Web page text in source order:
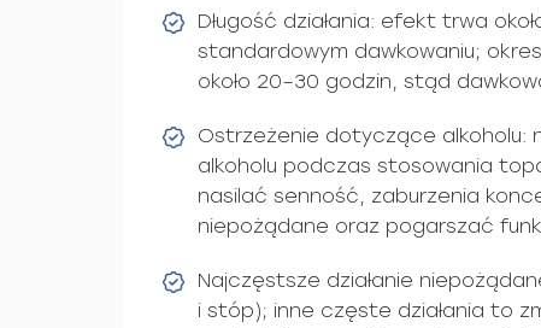
Długość działania: efekt trwa
standardowym dawkowaniu;
około 20–30 godzin, stąd
Ostrzeżenie dotyczące alkoholu:
alkoholu podczas stosowania
nasilać senność, zaburzenia
niepożądane oraz pogarszać
Najczęstsze działanie
i stóp); inne częste działania to